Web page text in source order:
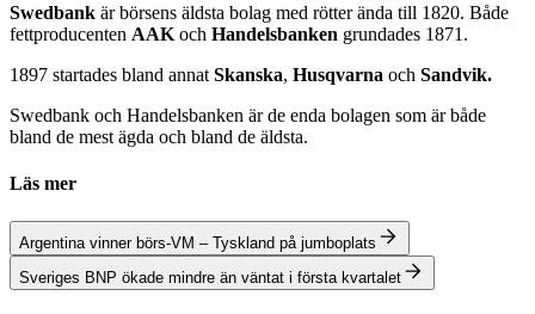
Swedbank är börsens äldsta bolag med rötter ända till 1820. Både
fettproducenten AAK och Handelsbanken grundades 1871.
1897 startades bland annat Skanska, Husqvarna och Sandvik.
Swedbank och Handelsbanken är de enda bolagen som är både
bland de mest ägda och bland de äldsta.
Läs mer
Argentina vinner börs-VM – Tyskland på jumboplats
Sveriges BNP ökade mindre än väntat i första kvartalet